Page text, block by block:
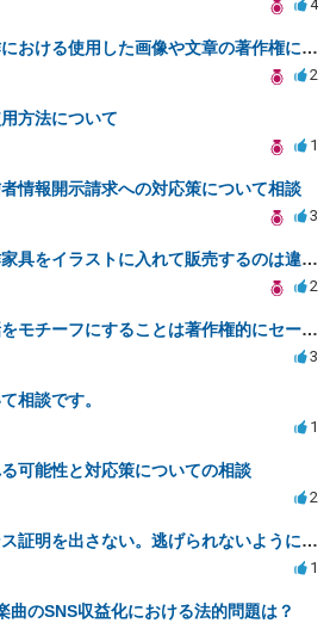
4
ホームページ制作における使用した画像や文章の著作権について
2
方法について
1
情報開示請求への対応策について相談
3
商標登録済の名作家具をイラストに入れて販売するのは違法でしょうか
2
ゲーム制作で昔話をモチーフにすることは著作権的にセーフかどうか
3
相談です。
1
可能性と対応策についての相談
2
制作者がライセンス証明を出さない。逃げられないように、今すぐ法的に何をすべきか
1
曲のSNS収益化における法的問題は？